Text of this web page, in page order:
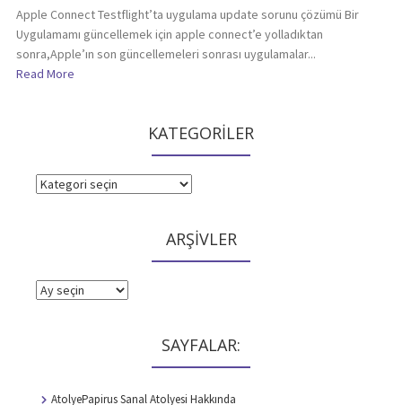
Apple Connect Testflight’ta uygulama update sorunu çözümü Bir
Uygulamamı güncellemek için apple connect’e yolladıktan
sonra,Apple’ın son güncellemeleri sonrası uygulamalar...
Read More
KATEGORİLER
KATEGORİLER
ARŞİVLER
ARŞİVLER
SAYFALAR:
AtolyePapirus Sanal Atolyesi Hakkında